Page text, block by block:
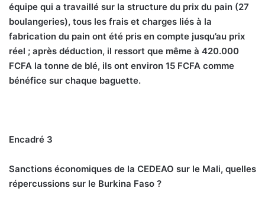
équipe qui a travaillé sur la structure du prix du pain (27
boulangeries), tous les frais et charges liés à la
fabrication du pain ont été pris en compte jusqu’au prix
réel ; après déduction, il ressort que même à 420.000
FCFA la tonne de blé, ils ont environ 15 FCFA comme
bénéfice sur chaque baguette.
Encadré 3
Sanctions économiques de la CEDEAO sur le Mali, quelles
répercussions sur le Burkina Faso ?